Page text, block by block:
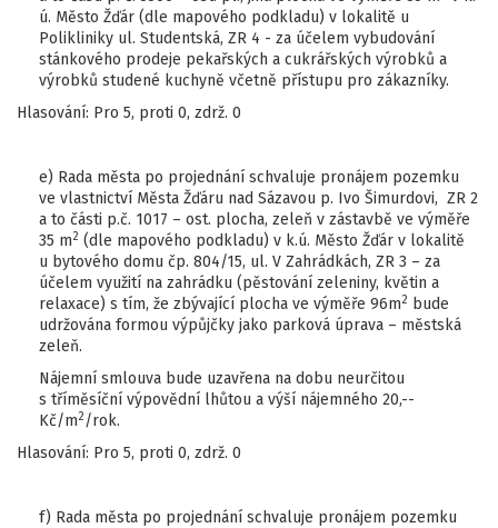
ú. Město Žďár (dle mapového podkladu) v lokalitě u
Polikliniky ul. Studentská, ZR 4 - za účelem vybudování
stánkového prodeje pekařských a cukrářských výrobků a
výrobků studené kuchyně včetně přístupu pro zákazníky.
Hlasování: Pro 5, proti 0, zdrž. 0
e) Rada města po projednání schvaluje pronájem pozemku
ve vlastnictví Města Žďáru nad Sázavou p. Ivo Šimurdovi, ZR 2
a to části p.č. 1017 – ost. plocha, zeleň v zástavbě ve výměře
35 m2 (dle mapového podkladu) v k.ú. Město Žďár v lokalitě
u bytového domu čp. 804/15, ul. V Zahrádkách, ZR 3 – za
účelem využití na zahrádku (pěstování zeleniny, květin a
relaxace) s tím, že zbývající plocha ve výměře 96m2
bude
udržována formou výpůjčky jako parková úprava – městská
zeleň.
Nájemní smlouva bude uzavřena na dobu neurčitou
s tříměsíční výpovědní lhůtou a výší nájemného 20,--
Kč/m2 /rok.
Hlasování: Pro 5, proti 0, zdrž. 0
f) Rada města po projednání schvaluje pronájem pozemku